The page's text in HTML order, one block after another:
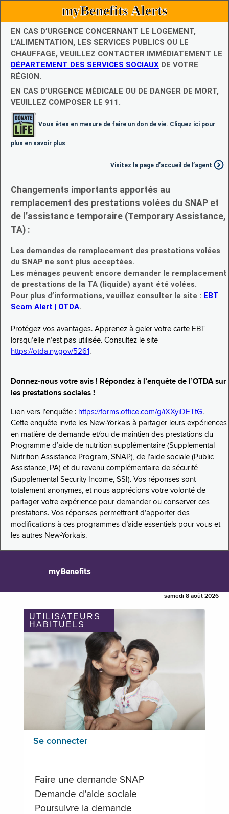
myBenefits Alerts
EN CAS D’URGENCE CONCERNANT LE LOGEMENT,
L’ALIMENTATION, LES SERVICES PUBLICS OU LE
CHAUFFAGE, VEUILLEZ CONTACTER IMMÉDIATEMENT LE
DÉPARTEMENT DES SERVICES SOCIAUX DE VOTRE
RÉGION.
EN CAS D’URGENCE MÉDICALE OU DE DANGER DE MORT,
VEUILLEZ COMPOSER LE 911.
Vous êtes en mesure de faire un don de vie. Cliquez ici pour
plus en savoir plus
Visitez la page d’accueil de l’agent
Changements importants apportés au
remplacement des prestations volées du SNAP et
de l’assistance temporaire (Temporary Assistance,
TA) :
Les demandes de remplacement des prestations volées
du SNAP ne sont plus acceptées.
Les ménages peuvent encore demander le remplacement
de prestations de la TA (liquide) ayant été volées.
Pour plus d’informations, veuillez consulter le site : EBT
Scam Alert | OTDA.
Protégez vos avantages. Apprenez à geler votre carte EBT
lorsqu’elle n’est pas utilisée. Consultez le site
https://otda.ny.gov/5261 .
Donnez-nous votre avis ! Répondez à l’enquête de l’OTDA sur
les prestations sociales !
Lien vers l’enquête : https://forms.office.com/g/iXXyiDETtG.
Cette enquête invite les New-Yorkais à partager leurs expériences
en matière de demande et/ou de maintien des prestations du
Programme d’aide de nutrition supplémentaire (Supplemental
Nutrition Assistance Program, SNAP), de l’aide sociale (Public
Assistance, PA) et du revenu complémentaire de sécurité
(Supplemental Security Income, SSI). Vos réponses sont
totalement anonymes, et nous apprécions votre volonté de
partager votre expérience pour demander ou conserver ces
prestations. Vos réponses permettront d’apporter des
modifications à ces programmes d’aide essentiels pour vous et
les autres New-Yorkais.
myBenefits
samedi 8 août 2026
UTILISATEURS
HABITUELS
Se connecter
Faire une demande SNAP
Demande d’aide sociale
Poursuivre la demande